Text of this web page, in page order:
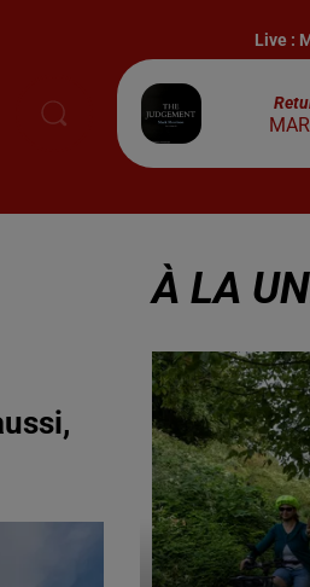
Live :
À LA